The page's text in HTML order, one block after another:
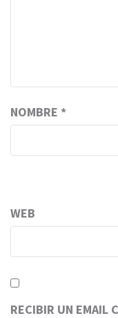
NOMBRE *
WEB
RECIBIR UN EMAIL